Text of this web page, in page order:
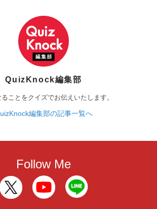
QuizKnock編集部
ことをクイズでお伝えいたします。
編集部の記事一覧へ
Follow Me